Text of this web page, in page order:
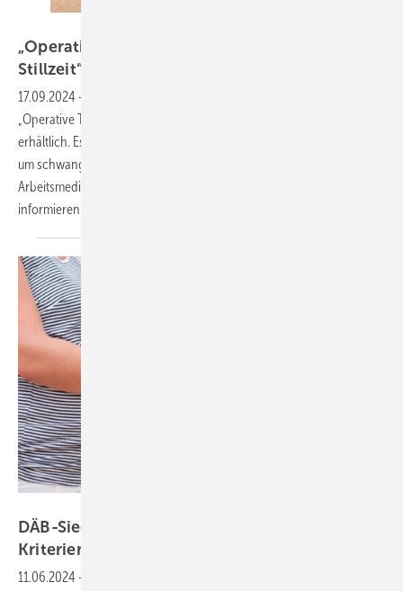
„Operative Tätigkeiten in Schwangerschaft und
Stillzeit“
17.09.2024 -
„Operative Tätigkeiten in Schwangerschaft und Stillzeit“ ist ab sofort
erhältlich. Es bietet umfassende Informationen und Empfehlungen,
um schwangere Chirurginnen, aber auch Betriebs- und
Arbeitsmediziner, Führungskräfte und Behörden besser zu
informieren und zu
DÄB-Siegel für Mutterschutz mit erweiterten
Kriterien
11.06.2024 -